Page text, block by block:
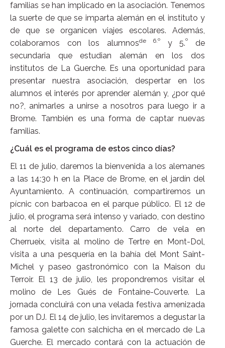
familias se han implicado en la asociación. Tenemos
la suerte de que se imparta alemán en el instituto y
de que se organicen viajes escolares. Además,
colaboramos con los alumnosde 6.º y 5.º
de
secundaria que estudian alemán en los dos
institutos de La Guerche. Es una oportunidad para
presentar nuestra asociación, despertar en los
alumnos el interés por aprender alemán y, ¿por qué
no?, animarles a unirse a nosotros para luego ir a
Brome. También es una forma de captar nuevas
familias.
¿Cuál es el programa de estos cinco días?
El 11 de julio, daremos la bienvenida a los alemanes
a las 14:30 h en la Place de Brome, en el jardín del
Ayuntamiento. A continuación, compartiremos un
pícnic con barbacoa en el parque público. El 12 de
julio, el programa será intenso y variado, con destino
al norte del departamento. Carro de vela en
Cherrueix, visita al molino de Tertre en Mont-Dol,
visita a una pesquería en la bahía del Mont Saint-
Michel y paseo gastronómico con la Maison du
Terroir. El 13 de julio, les propondremos visitar el
molino de Les Gués de Fontaine-Couverte. La
jornada concluirá con una velada festiva amenizada
por un DJ. El 14 de julio, les invitaremos a degustar la
famosa galette con salchicha en el mercado de La
Guerche. El mercado contará con la actuación de